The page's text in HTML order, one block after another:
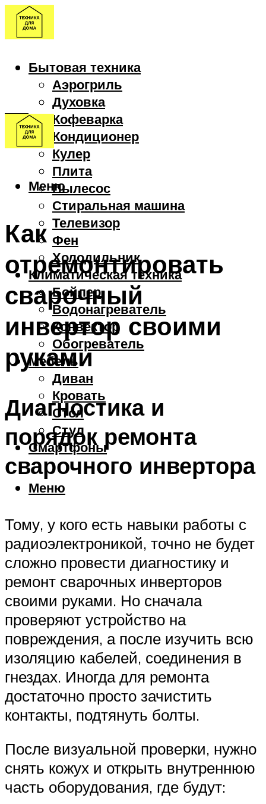
Бытовая техника
Аэрогриль
Духовка
Кофеварка
Кондиционер
Кулер
Плита
Пылесос
Стиральная машина
Телевизор
Фен
Холодильник
Климатическая техника
Бойлер
Водонагреватель
Конвектор
Обогреватель
Мебель
Диван
Кровать
Стол
Стул
Смартфоны
Меню
Меню
Как
отремонтировать
сварочный
инвертор своими
руками
Диагностика и
порядок ремонта
сварочного инвертора
Тому, у кого есть навыки работы с
радиоэлектроникой, точно не будет
сложно провести диагностику и
ремонт сварочных инверторов
своими руками. Но сначала
проверяют устройство на
повреждения, а после изучить всю
изоляцию кабелей, соединения в
гнездах. Иногда для ремонта
достаточно просто зачистить
контакты, подтянуть болты.
После визуальной проверки, нужно
снять кожух и открыть внутреннюю
часть оборудования, где будут: